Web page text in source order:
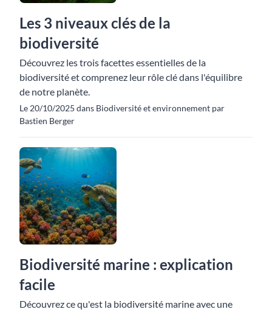
Les 3 niveaux clés de la
biodiversité
Découvrez les trois facettes essentielles de la
biodiversité et comprenez leur rôle clé dans l'équilibre
de notre planète.
Le 20/10/2025 dans Biodiversité et environnement par
Bastien Berger
Biodiversité marine : explication
facile
Découvrez ce qu'est la biodiversité marine avec une